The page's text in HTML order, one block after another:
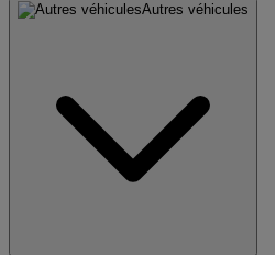
Autres véhicules